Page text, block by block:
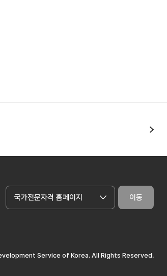
국가전문자격 홈페이지 이동
Service of Korea. All Rights Reserved.